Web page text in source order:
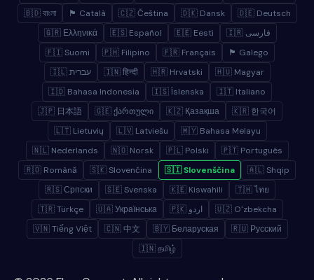
🇧🇩 বাংলা
🏴 Català 🇨🇿 Čeština 🇩🇰 Dansk
🇩🇪 Deutsch
🇬🇷 Ελληνικά
🇪🇸 Español 🇪🇪 Eesti
🇮🇷 فارسی
🇫🇮 Suomi
🇵🇭 Filipino 🇫🇷 Français
🏴 Galego
🇮🇱 עברית
🇮🇳 हिन्दी 🇭🇷 Hrvatski
🇭🇺 Magyar
🇮🇩 Bahasa Indonesia
🇮🇸 Íslenska
🇮🇹 Italiano
🇯🇵 日本語
🇬🇪 ქართული 🇰🇿 Қазақша
🇰🇷 한국어
🇱🇹 Lietuvių
🇱🇻 Latviešu
🇲🇾 Bahasa Melayu
🇳🇱 Nederlands
🇳🇴 Norsk 🇵🇱 Polski
🇵🇹 Português
🇷🇴 Română
🇸🇰 Slovenčina 🇸🇮 Slovenščina
🇦🇱 Shqip
🇷🇸 Српски
🇸🇪 Svenska 🇰🇪 Kiswahili
🇹🇭 ไทย
🇹🇷 Türkçe
🇺🇦 Українська 🇵🇰 اردو
🇺🇿 Oʻzbekcha
🇻🇳 Tiếng Việt
🇨🇳 中文 🇧🇾 Беларуская
🇷🇺 Русский
🇮🇳 தமிழ்